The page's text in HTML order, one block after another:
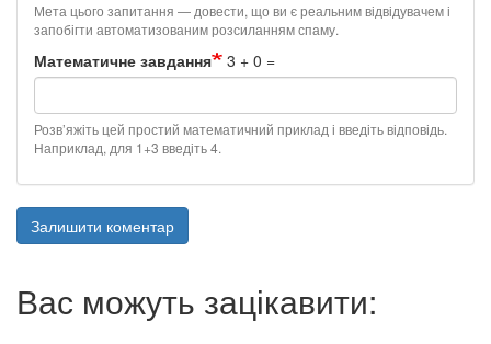
Мета цього запитання — довести, що ви є реальним відвідувачем і
запобігти автоматизованим розсиланням спаму.
Математичне завдання 3 + 0 =
Розв’яжіть цей простий математичний приклад і введіть відповідь.
Наприклад, для 1+3 введіть 4.
Залишити коментар
Вас можуть зацікавити: